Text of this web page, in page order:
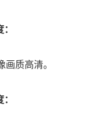
画质高清。